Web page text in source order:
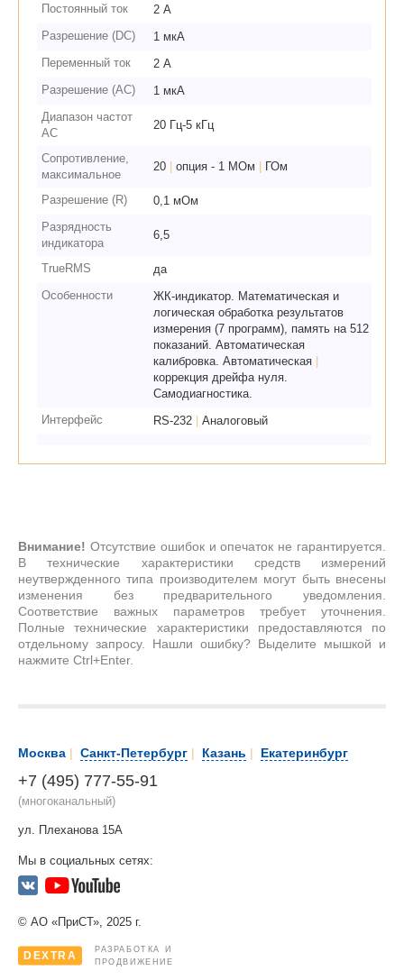
Постоянный ток
2 А
Разрешение (DC)
1 мкА
Переменный ток
2 А
Разрешение (AC)
1 мкА
Диапазон частот
AC
20 Гц-5 кГц
Сопротивление,
максимальное
20 опция - 1 МОм ГОм
Разрешение (R)
0,1 мОм
Разрядность
индикатора
6,5
TrueRMS
да
Особенности
ЖК-индикатор. Математическая и
логическая обработка результатов
измерения (7 программ), память на 512
показаний. Автоматическая
калибровка. Автоматическая
коррекция дрейфа нуля.
Самодиагностика.
Интерфейс
RS-232 Аналоговый
Внимание! Отсутствие ошибок и опечаток не гарантируется.
В технические характеристики средств измерений
неутвержденного типа производителем могут быть внесены
изменения без предварительного уведомления.
Соответствие важных параметров требует уточнения.
Полные технические характеристики предоставляются по
отдельному запросу. Нашли ошибку? Выделите мышкой и
нажмите Ctrl+Enter.
Москва | Санкт-Петербург | Казань | Екатеринбург
+7 (495) 777-55-91
(многоканальный)
ул. Плеханова 15А
Мы в социальных сетях:
© АО «ПриСТ», 2025 г.
DEXTRA
РАЗРАБОТКА И
ПРОДВИЖЕНИЕ